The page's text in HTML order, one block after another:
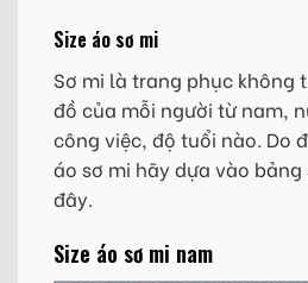
Size áo sơ mi
Sơ mi là trang phục không
đồ của mỗi người từ nam,
công việc, độ tuổi nào. Do
áo sơ mi hãy dựa vào bảng
đây.
Size áo sơ mi nam